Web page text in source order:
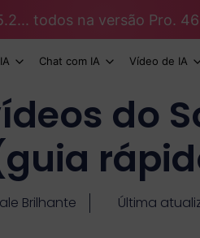
todos na versão Pro.
Chat com IA Vídeo de IA
do
Brilhante Última